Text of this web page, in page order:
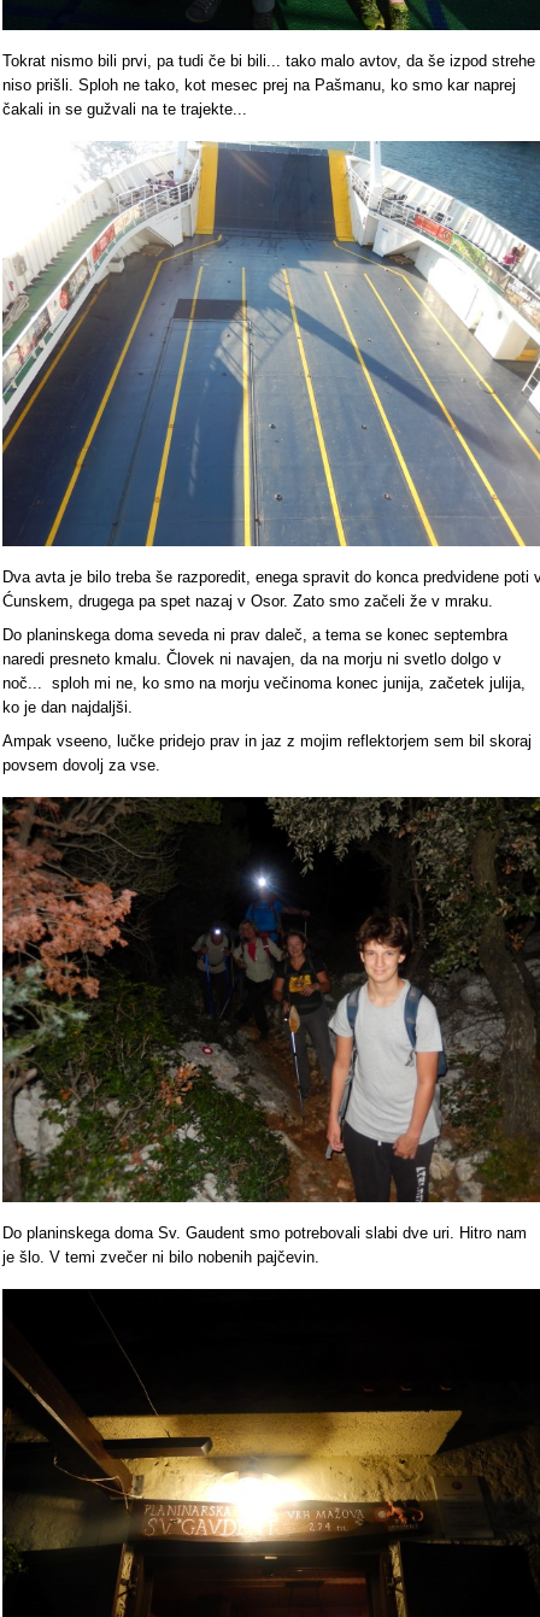
Tokrat nismo bili prvi, pa tudi če bi bili... tako malo avtov, da še izpod strehe
niso prišli. Sploh ne tako, kot mesec prej na Pašmanu, ko smo kar naprej
čakali in se gužvali na te trajekte...
Dva avta je bilo treba še razporedit, enega spravit do konca predvidene poti
Ćunskem, drugega pa spet nazaj v Osor. Zato smo začeli že v mraku.
Do planinskega doma seveda ni prav daleč, a tema se konec septembra
naredi presneto kmalu. Človek ni navajen, da na morju ni svetlo dolgo v
noč... sploh mi ne, ko smo na morju večinoma konec junija, začetek julija,
ko je dan najdaljši.
Ampak vseeno, lučke pridejo prav in jaz z mojim reflektorjem sem bil skoraj
povsem dovolj za vse.
Do planinskega doma Sv. Gaudent smo potrebovali slabi dve uri. Hitro nam
je šlo. V temi zvečer ni bilo nobenih pajčevin.